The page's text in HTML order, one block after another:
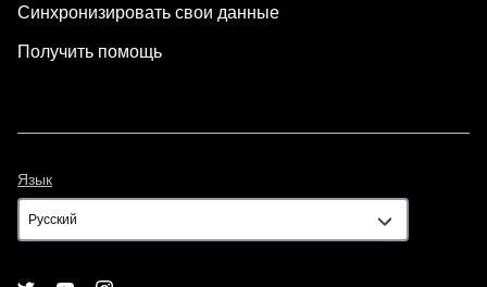
Синхронизировать свои данные
Получить помощь
Язык